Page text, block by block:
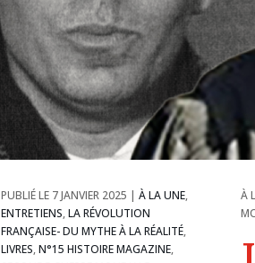
7 JANVIER 2025 |À LA UNE,
ENTRETIENS,LA RÉVOLUTION
FRANÇAISE- DU MYTHE À LA RÉALITÉ,
LIVRES,N°15 HISTOIRE MAGAZINE,
À